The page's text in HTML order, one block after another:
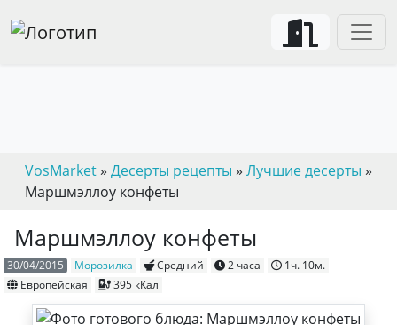
VosMarket» Десерты рецепты » Лучшие десерты »
Маршмэллоу конфеты
Маршмэллоу конфеты
30/04/2015 Морозилка Средний 2 часа
1ч. 10м.
Европейская
395 кКал